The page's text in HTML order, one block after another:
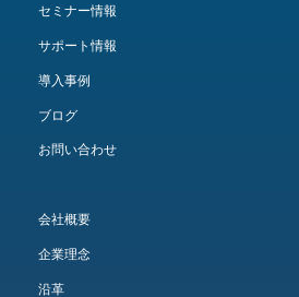
セミナー情報
サポート情報
導入事例
ブログ
お問い合わせ
会社概要
企業理念
沿革